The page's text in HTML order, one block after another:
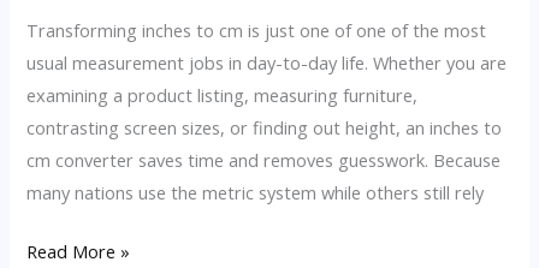
Systems
Transforming inches to cm is just one of one of the most
usual measurement jobs in day-to-day life. Whether you are
examining a product listing, measuring furniture,
contrasting screen sizes, or finding out height, an inches to
cm converter saves time and removes guesswork. Because
many nations use the metric system while others still rely
Screen
Read More »